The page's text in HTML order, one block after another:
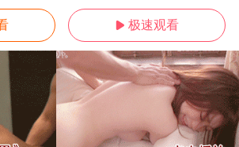
 极速观看